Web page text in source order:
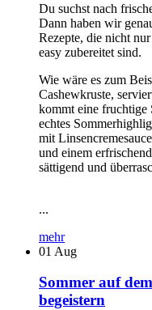
Du suchst nach
Dann haben wir
Rezepte, die nicht
easy zubereitet sind.
Wie wäre es zum
Cashewkruste,
kommt eine fruchtige
echtes
mit
und einem
sättigend und
...
mehr
01 Aug
Sommer auf
begeistern